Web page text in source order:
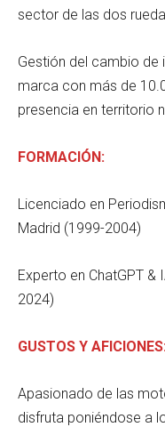
sector de las dos
Gestión del cambio de
marca con más de
presencia en territorio
FORMACIÓN:
Licenciado en
Madrid (1999-2004)
Experto en ChatGPT &
2024)
GUSTOS Y AFICIONES:
Apasionado de las
disfruta poniéndose a